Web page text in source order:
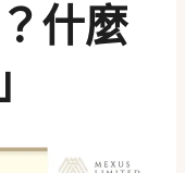
什麼